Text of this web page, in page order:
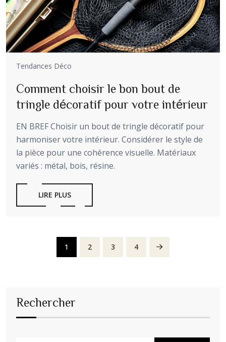
Tendances Déco
Comment choisir le bon bout de
tringle décoratif pour votre intérieur
EN BREF Choisir un bout de tringle décoratif pour
harmoniser votre intérieur. Considérer le style de
la pièce pour une cohérence visuelle. Matériaux
variés : métal, bois, résine.
LIRE PLUS
1 2 3 4
Rechercher